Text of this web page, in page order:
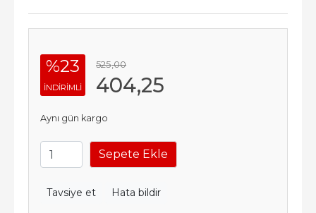
%23
INDIRIMLI
525,00
404,25
Aynı gün kargo
Sepete Ekle
Tavsiye et Hata bildir